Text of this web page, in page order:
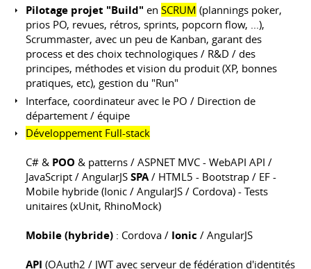
Pilotage projet "Build" enSCRUM (plannings poker,
prios PO, revues, rétros, sprints, popcorn flow, ...),
Scrummaster, avec un peu de Kanban, garant des
process et des choix technologiques / R&D / des
principes, méthodes et vision du produit (XP, bonnes
pratiques, etc), gestion du "Run"
Interface, coordinateur avec le PO / Direction de
département / équipe
Développement Full-stack
C# & POO & patterns / ASPNET MVC - WebAPI API /
JavaScript / AngularJSSPA/ HTML5 - Bootstrap / EF -
Mobile hybride (Ionic / AngularJS / Cordova) - Tests
unitaires (xUnit, RhinoMock)
Mobile (hybride) : Cordova / Ionic / AngularJS
API (OAuth2 / JWT avec serveur de fédération d'identités